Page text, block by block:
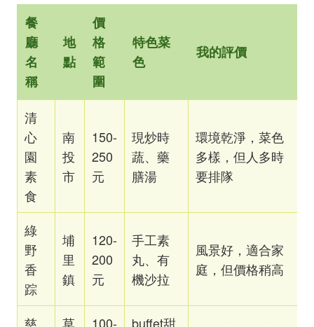
餐
廳
名
稱
地
點
價
格
範
圍
特色菜
色
我的評價
清
心
園
素
食
南
投
市
150-
250
元
現炒時
蔬、藥
膳湯
環境乾淨，菜色
多樣，但人多時
要排隊
綠
野
香
踪
埔
里
鎮
120-
200
元
手工素
丸、有
機沙拉
風景好，適合家
庭，但價格稍高
慈
草
100-
buffet甜